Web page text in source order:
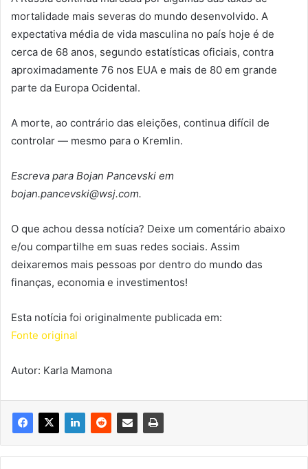
mortalidade mais severas do mundo desenvolvido. A
expectativa média de vida masculina no país hoje é de
cerca de 68 anos, segundo estatísticas oficiais, contra
aproximadamente 76 nos EUA e mais de 80 em grande
parte da Europa Ocidental.
A morte, ao contrário das eleições, continua difícil de
controlar — mesmo para o Kremlin.
Escreva para Bojan Pancevski em
bojan.pancevski@wsj.com.
O que achou dessa notícia? Deixe um comentário abaixo
e/ou compartilhe em suas redes sociais. Assim
deixaremos mais pessoas por dentro do mundo das
finanças, economia e investimentos!
Esta notícia foi originalmente publicada em:
Fonte original
Autor: Karla Mamona